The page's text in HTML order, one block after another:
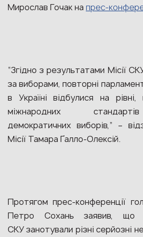
Мирослав Гочак на прес-
“Згідно з результатами Місії
за виборами, повторні
в Україні відбулися на
міжнародних
демократичних виборів,” –
Місії Тамара Ґалло-Олексій.
Протягом прес-конференції
Петро Сохань заявив, що
СКУ занотували різні серйозні